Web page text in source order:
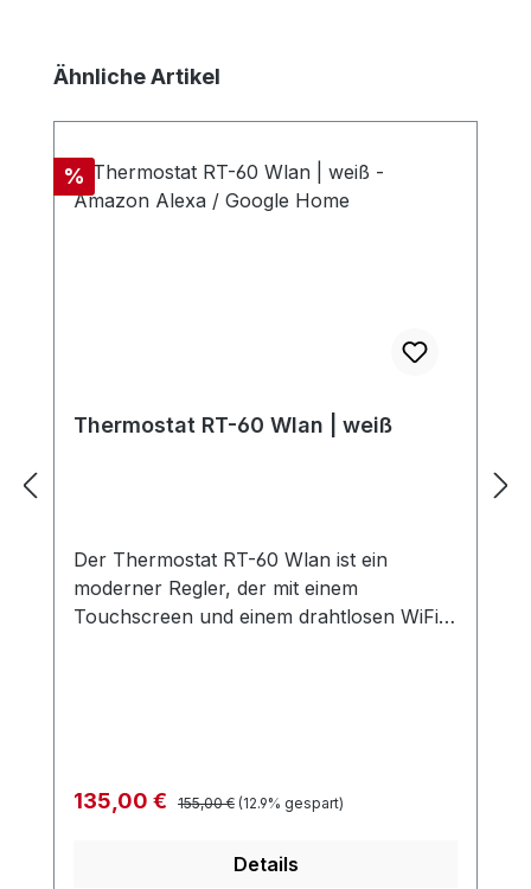
Produktgalerie überspringen
Ähnliche Artikel
Rabatt
%
Thermostat RT-60 Wlan | weiß
Der Thermostat RT-60 Wlan ist ein
moderner Regler, der mit einem
Touchscreen und einem drahtlosen WiFi
Bodentemperatursensor (Kabel NTC 10
Schalter LCD-Touchscreen mit
Verkaufspreis:
135,00 € Regulärer Preis:
155,00 € (12.9% gespart)
Details